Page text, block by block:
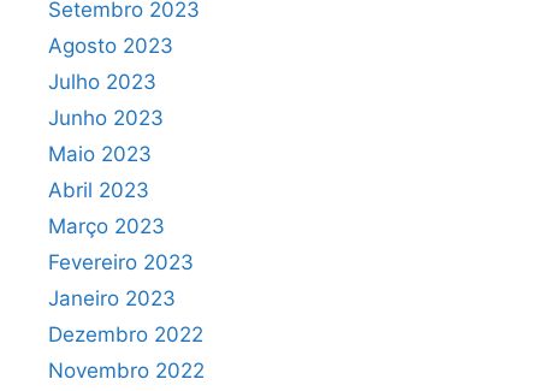
Setembro 2023
Agosto 2023
Julho 2023
Junho 2023
Maio 2023
Abril 2023
Março 2023
Fevereiro 2023
Janeiro 2023
Dezembro 2022
Novembro 2022